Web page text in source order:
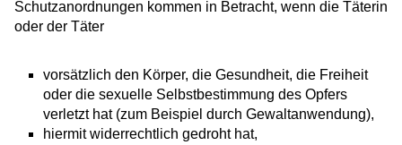
Schutzanordnungen kommen in Betracht, wenn die Täterin
oder der Täter
vorsätzlich den Körper, die Gesundheit, die Freiheit
oder die sexuelle Selbstbestimmung des Opfers
verletzt hat (zum Beispiel durch Gewaltanwendung),
hiermit widerrechtlich gedroht hat,